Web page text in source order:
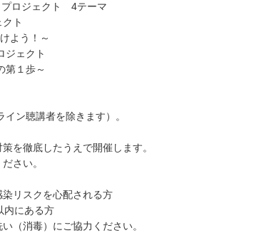
プロジェクト 4テーマ
ト
よう！～
ェクト
１歩～
ン聴講者を除きます）。
を徹底したうえで開催します。
さい。
スクを心配される方
にある方
（消毒）にご協力ください。